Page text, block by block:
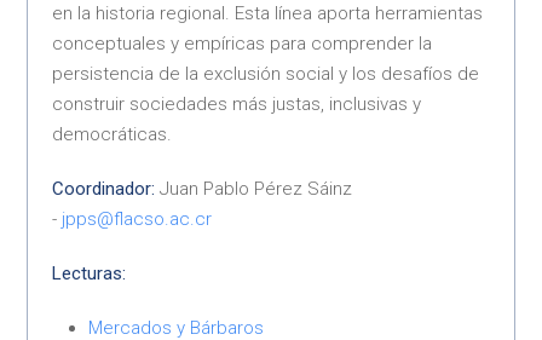
en la historia regional. Esta línea aporta herramientas
conceptuales y empíricas para comprender la
persistencia de la exclusión social y los desafíos de
construir sociedades más justas, inclusivas y
democráticas.
Coordinador: Juan Pablo Pérez Sáinz
- jpps@flacso.ac.cr
Lecturas:
Mercados y Bárbaros